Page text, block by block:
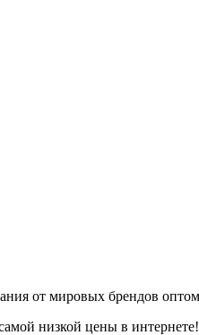
от мировых брендов
низкой цены в интернете!